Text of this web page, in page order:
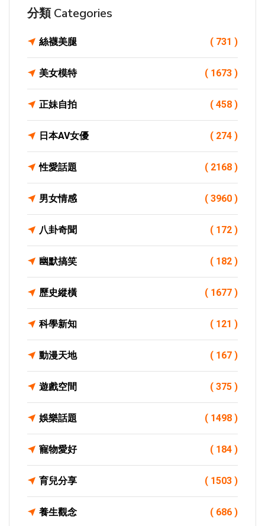
分類 Categories
絲襪美腿 ( 731 )
美女模特 ( 1673 )
正妹自拍 ( 458 )
日本AV女優 ( 274 )
性愛話題 ( 2168 )
男女情感 ( 3960 )
八卦奇聞 ( 172 )
幽默搞笑 ( 182 )
歷史縱橫 ( 1677 )
科學新知 ( 121 )
動漫天地 ( 167 )
遊戲空間 ( 375 )
娛樂話題 ( 1498 )
寵物愛好 ( 184 )
育兒分享 ( 1503 )
養生觀念 ( 686 )